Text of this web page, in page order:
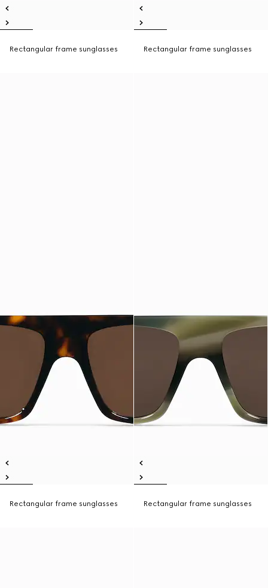
Rectangular frame sunglasses Rectangular frame sunglasses
Rectangular frame sunglasses Rectangular frame sunglasses